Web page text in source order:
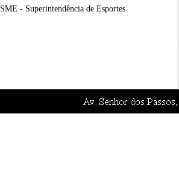
SME - Superintendência de Esportes